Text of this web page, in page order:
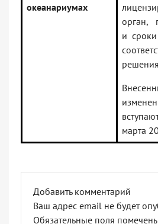
океанариумах
орган,
и
марта
Добавить комментарий
Ваш адрес email не будет
Обязательные поля